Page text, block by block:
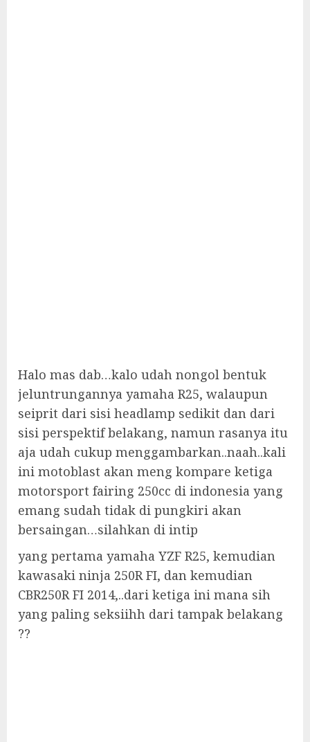
Halo mas dab…kalo udah nongol bentuk
jeluntrungannya yamaha R25, walaupun
seiprit dari sisi headlamp sedikit dan dari
sisi perspektif belakang, namun rasanya itu
aja udah cukup menggambarkan..naah..kali
ini motoblast akan meng kompare ketiga
motorsport fairing 250cc di indonesia yang
emang sudah tidak di pungkiri akan
bersaingan…silahkan di intip
yang pertama yamaha YZF R25, kemudian
kawasaki ninja 250R FI, dan kemudian
CBR250R FI 2014,..dari ketiga ini mana sih
yang paling seksiihh dari tampak belakang
??